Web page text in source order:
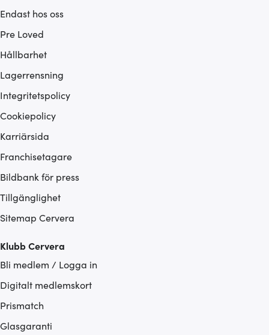
Endast hos oss
Pre Loved
Hållbarhet
Lagerrensning
Integritetspolicy
Cookiepolicy
Karriärsida
Franchisetagare
Bildbank för press
Tillgänglighet
Sitemap Cervera
Klubb Cervera
Bli medlem / Logga in
Digitalt medlemskort
Prismatch
Glasgaranti